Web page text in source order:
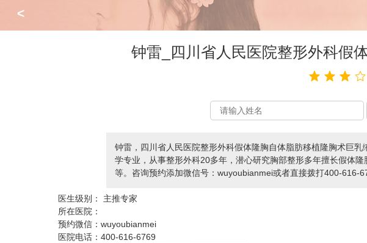
<
钟雷_四川省人民医院整形外科假
钟雷，四川省人民医院整形外科假体隆胸自体脂肪移植隆胸术巨
学专业，从事整形外科20多年，潜心研究胸部整形多年擅长假体
等。咨询预约添加微信号：wuyoubianmei或者直接拨打400-616-
医生级别：
主推专家
所在医院：
预约微信：wuyoubianmei
医院电话：400-616-6769